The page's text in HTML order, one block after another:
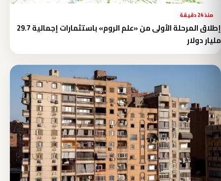
منذ 24 دقيقة
إطلاق المرحلة الأولى من «علم الروم» باستثمارات إجمالية 29.7
مليار دولار